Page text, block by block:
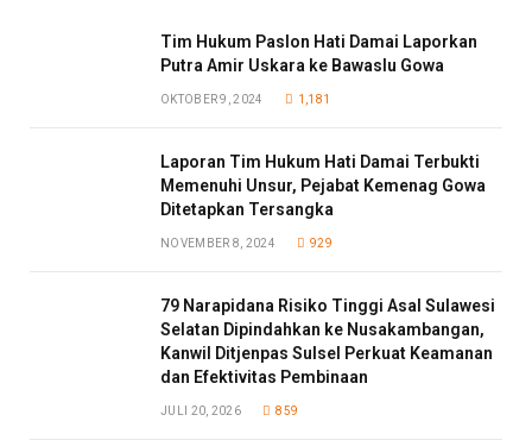
Tim Hukum Paslon Hati Damai Laporkan
Putra Amir Uskara ke Bawaslu Gowa
OKTOBER 9, 2024 1,181
Laporan Tim Hukum Hati Damai Terbukti
Memenuhi Unsur, Pejabat Kemenag Gowa
Ditetapkan Tersangka
NOVEMBER 8, 2024 929
79 Narapidana Risiko Tinggi Asal Sulawesi
Selatan Dipindahkan ke Nusakambangan,
Kanwil Ditjenpas Sulsel Perkuat Keamanan
dan Efektivitas Pembinaan
JULI 20, 2026 859